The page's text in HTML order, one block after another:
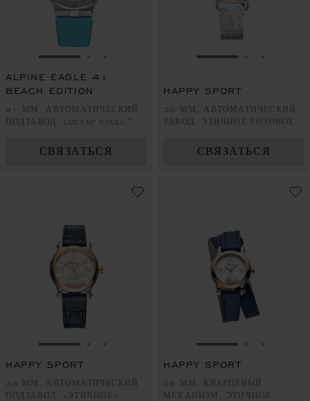
ПЕРЕЙТИ К СЛАЙДУ 1
ПЕРЕЙТИ К СЛАЙДУ 2
ПЕРЕЙТИ К СЛАЙДУ 3
ALPINE EAGLE 41
BEACH EDITION
41 ММ, АВТОМАТИЧЕСКИЙ
ПОДЗАВОД, LUCENT STEEL™
СВЯЗАТЬСЯ
ПЕРЕЙТИ К
HAPPY SPORT
30 ММ, АВТОМАТИЧЕСКИЙ
ЗАВОД, ЭТИЧНОЕ РОЗОВОЕ
БРИЛЛИАНТЫСВЯЗАТЬСЯ
ПЕРЕЙТИ К СЛАЙДУ 1
ПЕРЕЙТИ К СЛАЙДУ 2
ПЕРЕЙТИ К СЛАЙДУ 3
HAPPY SPORT
33 ММ, АВТОМАТИЧЕСКИЙ
ПОДЗАВОД, «ЭТИЧНОЕ»
ПЕРЕЙТИ К
HAPPY SPORT
25 ММ, КВАРЦЕВЫЙ
МЕХАНИЗМ, ЭТИЧНОЕ